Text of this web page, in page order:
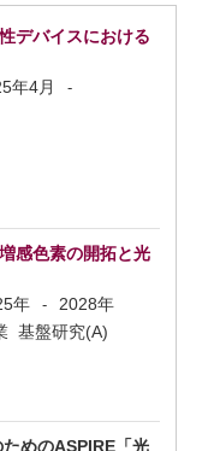
デバイスにおける
年4月 -
感色素の開拓と光
年 -
2028年
基盤研究(A)
めのASPIRE「光